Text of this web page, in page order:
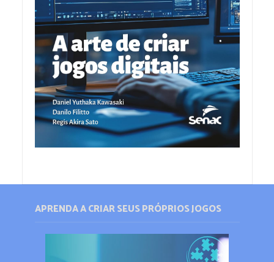
APRENDA A CRIAR SEUS PRÓPRIOS JOGOS